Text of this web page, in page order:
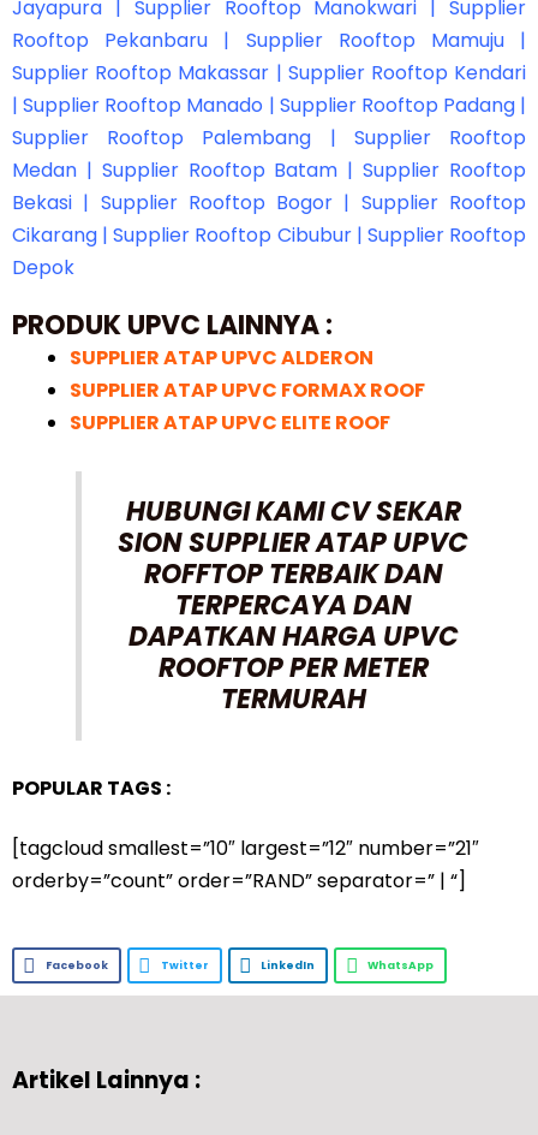
Jayapura | Supplier Rooftop Manokwari | Supplier
Rooftop Pekanbaru | Supplier Rooftop Mamuju |
Supplier Rooftop Makassar | Supplier Rooftop Kendari
| Supplier Rooftop Manado | Supplier Rooftop Padang |
Supplier Rooftop Palembang | Supplier Rooftop
Medan | Supplier Rooftop Batam | Supplier Rooftop
Bekasi | Supplier Rooftop Bogor | Supplier Rooftop
Cikarang | Supplier Rooftop Cibubur | Supplier Rooftop
Depok
PRODUK UPVC LAINNYA :
SUPPLIER ATAP UPVC ALDERON
SUPPLIER ATAP UPVC FORMAX ROOF
SUPPLIER ATAP UPVC ELITE ROOF
HUBUNGI KAMI CV SEKAR
SION SUPPLIER ATAP UPVC
ROFFTOP TERBAIK DAN
TERPERCAYA DAN
DAPATKAN HARGA UPVC
ROOFTOP PER METER
TERMURAH
POPULAR TAGS :
[tagcloud smallest=”10″ largest=”12″ number=”21″
orderby=”count” order=”RAND” separator=” | “]
Facebook Twitter LinkedIn WhatsApp
Artikel Lainnya :